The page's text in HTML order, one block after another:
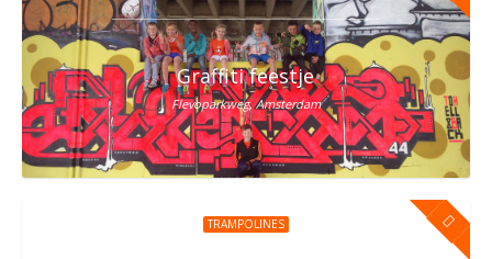
Graffiti feestje
Flevoparkweg, Amsterdam
TRAMPOLINES